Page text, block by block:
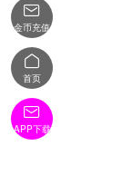

金币充值

首页

APP下载